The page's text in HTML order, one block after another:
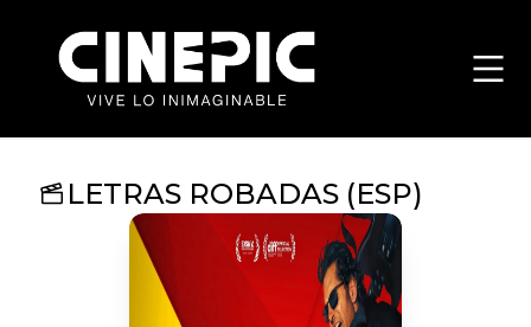
LETRAS ROBADAS (ESP)